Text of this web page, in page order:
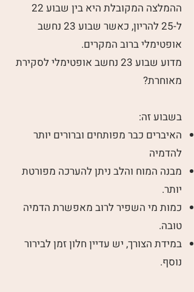
ההמלצה המקובלת היא בין שבוע 22
ל-25 להריון, כאשר שבוע 23 נחשב
אופטימלי ברוב המקרים.
מדוע שבוע 23 נחשב אופטימלי לסקירת
מאוחרת?
בשבוע זה:
האיברים כבר מפותחים וברורים יותר
להדמיה
מבנה המוח והלב ניתן להערכה מפורטת
יותר.
כמות מי השפיר לרוב מאפשרת הדמיה
טובה.
במידת הצורך, יש עדיין חלון זמן לבירור
נוסף.